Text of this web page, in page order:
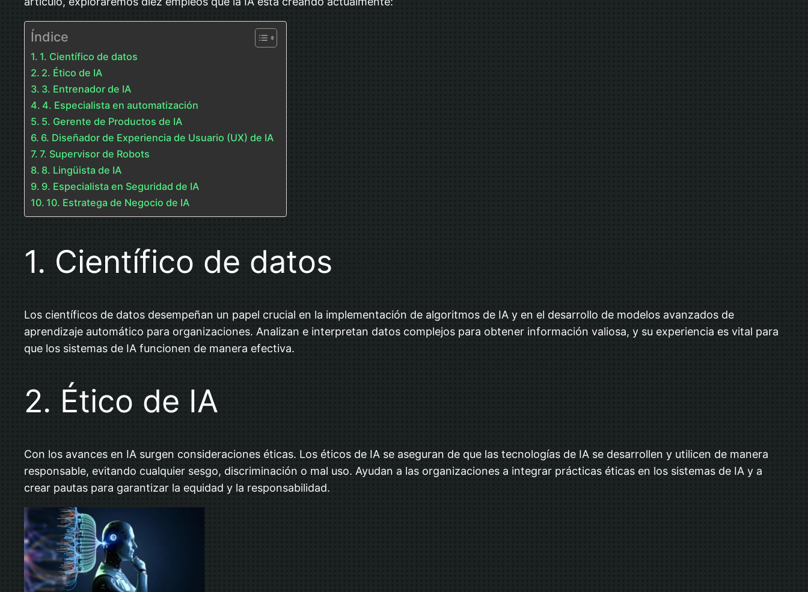
Índice
1. Científico de datos
2. Ético de IA
3. Entrenador de IA
4. Especialista en automatización
5. Gerente de Productos de IA
6. Diseñador de Experiencia de Usuario (UX) de IA
7. Supervisor de Robots
8. Lingüista de IA
9. Especialista en Seguridad de IA
10. Estratega de Negocio de IA
1. Científico de datos
Los científicos de datos desempeñan un papel crucial en la implementación de algoritmos de IA y en el desarrollo de modelos avanzados de
aprendizaje automático para organizaciones. Analizan e interpretan datos complejos para obtener información valiosa, y su experiencia es vital para
que los sistemas de IA funcionen de manera efectiva.
2. Ético de IA
Con los avances en IA surgen consideraciones éticas. Los éticos de IA se aseguran de que las tecnologías de IA se desarrollen y utilicen de manera
responsable, evitando cualquier sesgo, discriminación o mal uso. Ayudan a las organizaciones a integrar prácticas éticas en los sistemas de IA y a
crear pautas para garantizar la equidad y la responsabilidad.